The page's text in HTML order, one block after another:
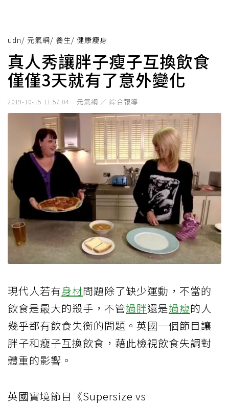
udn/ 元氣網/ 養生/ 健康瘦身
真人秀讓胖子瘦子互換飲食
僅僅3天就有了意外變化
2019-10-15 11:57:04 元氣網 ／ 綜合報導
現代人若有身材問題除了缺少運動，不當的
飲食是最大的殺手，不管過胖還是過瘦的人
幾乎都有飲食失衡的問題。英國一個節目讓
胖子和瘦子互換飲食，藉此檢視飲食失調對
體重的影響。
英國實境節目《Supersize vs